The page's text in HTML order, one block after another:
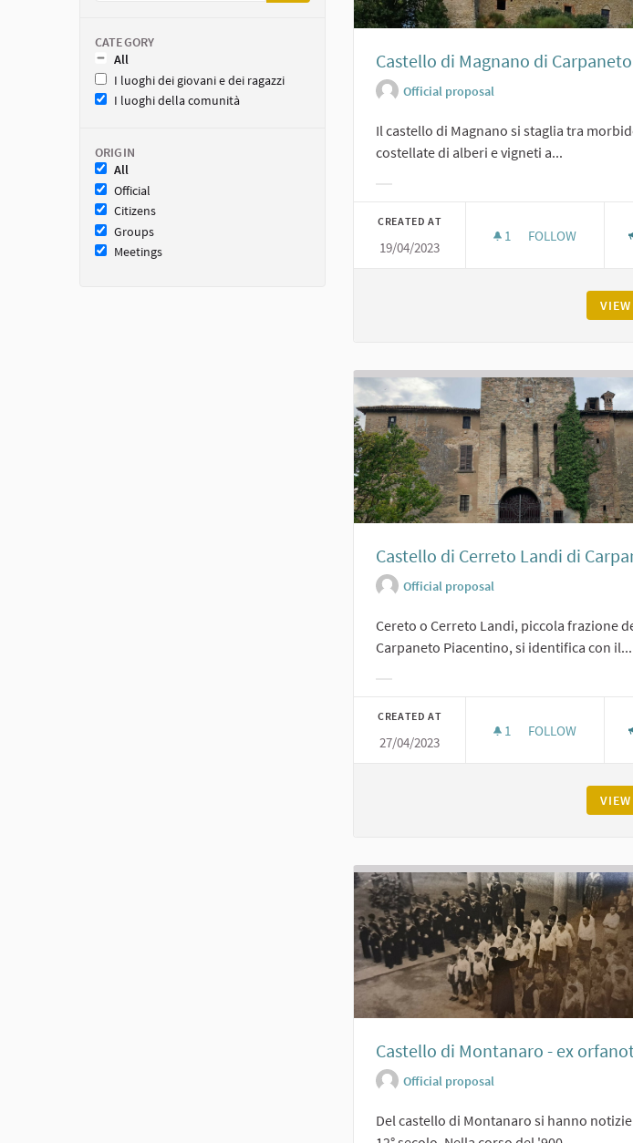
CATEGORY
All
I luoghi dei giovani e dei ragazzi
I luoghi della comunità
ORIGIN
All
Official
Citizens
Groups
Meetings
Castello di Magnano di Carpaneto
Official proposal
Il castello di Magnano si staglia tra
costellate di alberi e vigneti a...
CREATED AT
19/04/2023
1 1 FOLLOWER
FOLLOW
Castello di Cerreto Landi di
Official proposal
Cereto o Cerreto Landi, piccola frazione
Carpaneto Piacentino, si identifica con il...
CREATED AT
27/04/2023
1 1 FOLLOWER
FOLLOW
CASTELLO DI
Castello di Montanaro - ex
Official proposal
Del castello di Montanaro si hanno